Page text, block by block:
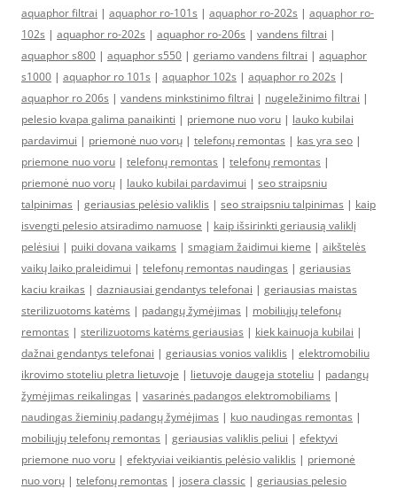
aquaphor filtrai | aquaphor ro-101s | aquaphor ro-202s | aquaphor ro-
102s | aquaphor ro-202s | aquaphor ro-206s | vandens filtrai |
aquaphor s800 | aquaphor s550 | geriamo vandens filtrai | aquaphor
s1000 | aquaphor ro 101s | aquaphor 102s | aquaphor ro 202s |
aquaphor ro 206s | vandens minkstinimo filtrai | nugeležinimo filtrai |
pelesio kvapa galima panaikinti | priemone nuo voru | lauko kubilai
pardavimui | priemonė nuo vorų | telefonų remontas | kas yra seo |
priemone nuo voru | telefonų remontas | telefonų remontas |
priemonė nuo vorų | lauko kubilai pardavimui | seo straipsniu
talpinimas | geriausias pelėsio valiklis | seo straipsniu talpinimas | kaip
isvengti pelesio atsiradimo namuose | kaip išsirinkti geriausią valiklį
pelėsiui | puiki dovana vaikams | smagiam žaidimui kieme | aikštelės
vaikų laiko praleidimui | telefonų remontas naudingas | geriausias
kaciu kraikas | dazniausiai gendantys telefonai | geriausias maistas
sterilizuotoms katėms | padangų žymėjimas | mobiliųjų telefonų
remontas | sterilizuotoms katėms geriausias | kiek kainuoja kubilai |
dažnai gendantys telefonai | geriausias vonios valiklis | elektromobiliu
ikrovimo stoteliu pletra lietuvoje | lietuvoje daugeja stoteliu | padangų
žymėjimas reikalingas | vasarinės padangos elektromobiliams |
naudingas žieminių padangų žymėjimas | kuo naudingas remontas |
mobiliųjų telefonų remontas | geriausias valiklis peliui | efektyvi
priemone nuo voru | efektyviai veikiantis pelėsio valiklis | priemonė
nuo vorų | telefonų remontas | josera classic | geriausias pelesio